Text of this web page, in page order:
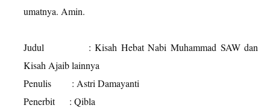
umatnya. Amin.
Judul
: Kisah Hebat Nabi Muhammad SAW dan
Kisah Ajaib lainnya
Penulis
: Astri Damayanti
Penerbit
: Qibla